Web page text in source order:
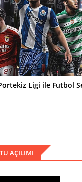
Ligi ile Futbol
AÇILIMI